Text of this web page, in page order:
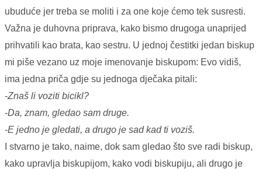
ubuduće jer treba se moliti i za one koje ćemo tek susresti.
Važna je duhovna priprava, kako bismo drugoga unaprijed
prihvatili kao brata, kao sestru. U jednoj čestitki jedan biskup
mi piše vezano uz moje imenovanje biskupom: Evo vidiš,
ima jedna priča gdje su jednoga dječaka pitali:
-Znaš li voziti bicikl?
-Da, znam, gledao sam druge.
-E jedno je gledati, a drugo je sad kad ti voziš.
I stvarno je tako, naime, dok sam gledao što sve radi biskup,
kako upravlja biskupijom, kako vodi biskupiju, ali drugo je